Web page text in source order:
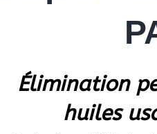
Élimination
huiles